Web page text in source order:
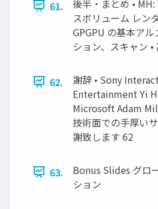
61.
後半・まとめ •
スボリューム レン
GPGPU の基本ア
ション、スキャン
62.
謝辞 • Sony
Entertainment Yi
Microsoft Adam
技術面での手厚い
謝致します 62
63.
Bonus Slides グロ
ション